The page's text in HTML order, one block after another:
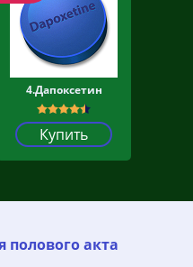
4.Дапоксетин
Купить
акта